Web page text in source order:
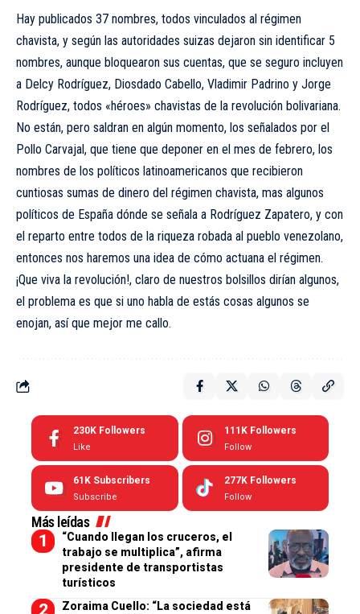
Hay publicados 37 nombres, todos vinculados al régimen
chavista, y según las autoridades suizas dejaron sin identificar 5
nombres, aunque bloquearon sus cuentas, que se seguro incluyen
a Delcy Rodríguez, Diosdado Cabello, Vladimir Padrino y Jorge
Rodríguez, todos «héroes» chavistas de la revolución bolivariana.
No están, pero saldran en algún momento, los señalados por el
Pollo Carvajal, que tiene que deponer en el mes de febrero, los
nombres de los políticos latinoamericanos que recibieron
cuntiosas sumas de dinero del régimen chavista, mas algunos
políticos de España dónde se señala a Rodríguez Zapatero, y con
el reparto entre todos de la riqueza robada al pueblo venezolano,
entonces nos haremos una idea de cómo actuana el régimen.
¡Que viva la revolución!, claro de nuestros bolsillos dirían algunos,
el problema es que si uno habla de estás cosas algunos se
enojan, así que mejor me callo.
230K Followers
Like
111K Followers
Follow
61K Subscribers
Subscribe
277K Followers
Follow
Más leídas
“Cuando llegan los cruceros, el
trabajo se multiplica”, afirma
presidente de transportistas
turísticos
Zoraima Cuello: “La sociedad está